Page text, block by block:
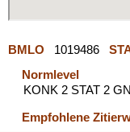
BMLO 1019486
Normlevel
KONK 2 STAT 2
Empfohlene